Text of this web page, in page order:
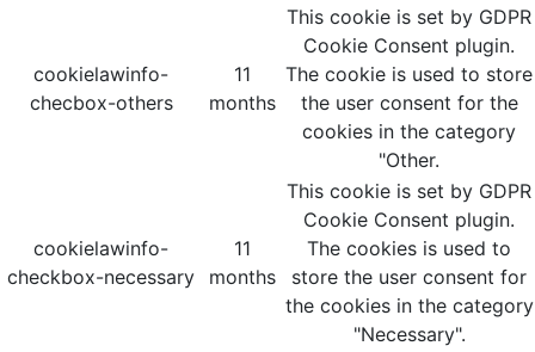
cookielawinfo-
checbox-others
11
months
This cookie is set by GDPR
Cookie Consent plugin.
The cookie is used to store
the user consent for the
cookies in the category
"Other.
cookielawinfo-
checkbox-necessary
11
months
This cookie is set by GDPR
Cookie Consent plugin.
The cookies is used to
store the user consent for
the cookies in the category
"Necessary".